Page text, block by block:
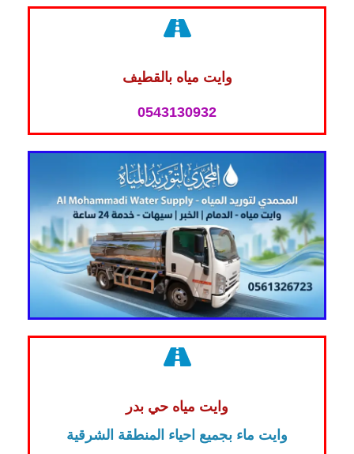
وايت مياه بالقطيف
0543130932
وايت مياه حي بدر
وايت ماء بجميع احياء المنطقة الشرقية